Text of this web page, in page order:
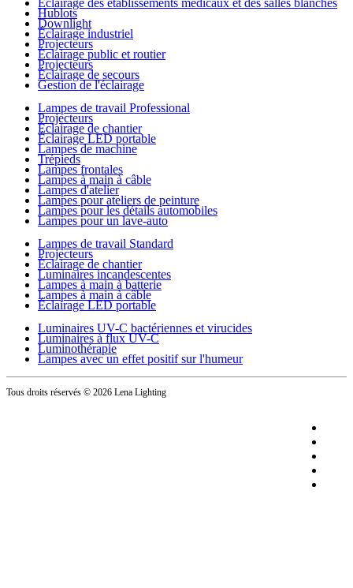
Éclairage des établissements médicaux et des salles blanches
Hublots
Downlight
Éclairage industriel
Projecteurs
Éclairage public et routier
Projecteurs
Éclairage de secours
Gestion de l'éclairage
Lampes de travail Professional
Projecteurs
Éclairage de chantier
Éclairage LED portable
Lampes de machine
Trépieds
Lampes frontales
Lampes à main à câble
Lampes d'atelier
Lampes pour ateliers de peinture
Lampes pour les détails automobiles
Lampes pour un lave-auto
Lampes de travail Standard
Projecteurs
Éclairage de chantier
Luminaires incandescentes
Lampes à main à batterie
Lampes à main à câble
Éclairage LED portable
Luminaires UV-C bactériennes et virucides
Luminaires à flux UV-C
Luminothérapie
Lampes avec un effet positif sur l'humeur
Tous droits réservés © 2026 Lena Lighting